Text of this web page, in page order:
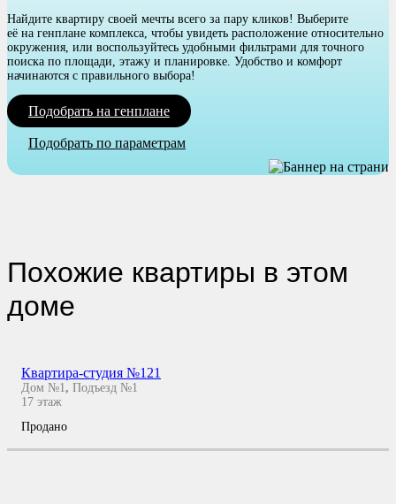
Найдите квартиру своей мечты всего за пару кликов! Выберите
её на генплане комплекса, чтобы увидеть расположение относительно
окружения, или воспользуйтесь удобными фильтрами для точного
поиска по площади, этажу и планировке. Удобство и комфорт
начинаются с правильного выбора!
Подобрать на генплане
Подобрать по параметрам
Похожие квартиры в этом
доме
Квартира-студия №121
Дом №1, Подъезд №1
17 этаж
Продано